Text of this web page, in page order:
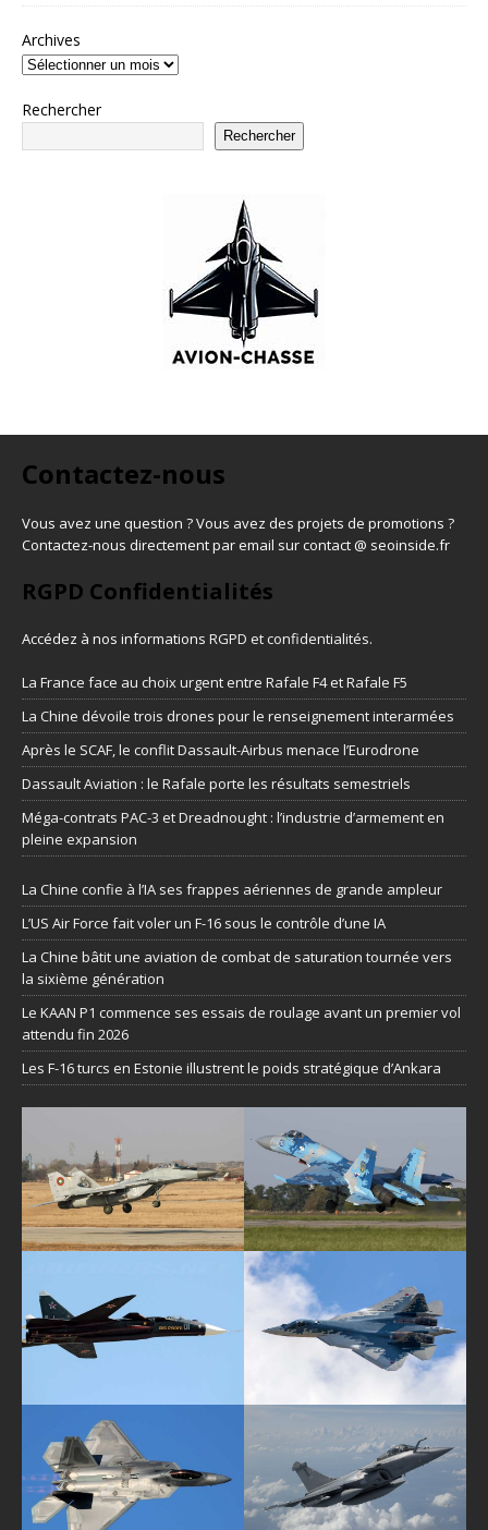
Archives
Rechercher
Rechercher
Contactez-nous
Vous avez une question ? Vous avez des projets de promotions ?
Contactez-nous directement par email sur contact @ seoinside.fr
RGPD Confidentialités
Accédez à nos informations RGPD et confidentialités.
La France face au choix urgent entre Rafale F4 et Rafale F5
La Chine dévoile trois drones pour le renseignement interarmées
Après le SCAF, le conflit Dassault-Airbus menace l’Eurodrone
Dassault Aviation : le Rafale porte les résultats semestriels
Méga-contrats PAC-3 et Dreadnought : l’industrie d’armement en
pleine expansion
La Chine confie à l’IA ses frappes aériennes de grande ampleur
L’US Air Force fait voler un F-16 sous le contrôle d’une IA
La Chine bâtit une aviation de combat de saturation tournée vers
la sixième génération
Le KAAN P1 commence ses essais de roulage avant un premier vol
attendu fin 2026
Les F-16 turcs en Estonie illustrent le poids stratégique d’Ankara